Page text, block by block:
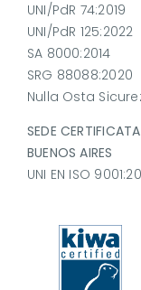
UNI/PdR 74:2019
UNI/PdR 125:2022
SA 8000:2014
SRG 88088:2020
Nulla Osta
SEDE CERTIFICATA
BUENOS AIRES
UNI EN ISO